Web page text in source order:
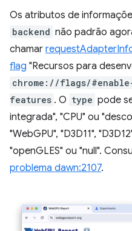
Os atributos de
backend não padrão
chamar
flag "Recursos para
chrome://flags/
features . O type pode
integrada", "CPU" ou
"WebGPU", "D3D11",
"openGLES" ou "null".
problema dawn:2107.